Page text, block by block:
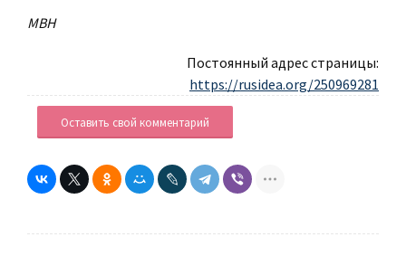
МВН
Постоянный адрес страницы:
https://rusidea.org/250969281
Оставить свой комментарий